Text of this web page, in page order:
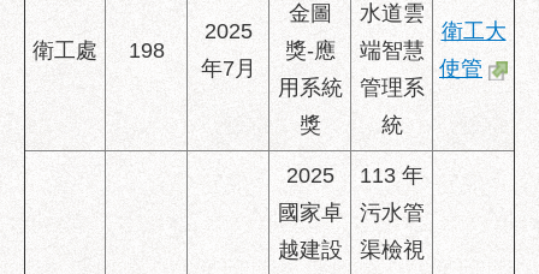
衛工處 198
2025
年7月
金圖
獎-應
用系統
獎
水道雲
端智慧
管理系
統
衛工大
使管
2025
國家卓
越建設
113 年
污水管
渠檢視